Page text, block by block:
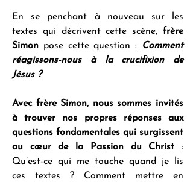
En se penchant à nouveau sur les
textes qui décrivent cette scène, frère
Simon pose cette question :
Comment
réagissons-nous à la crucifixion de
Jésus ?
Avec frère Simon, nous sommes invités
à trouver nos propres réponses aux
questions fondamentales qui surgissent
au cœur de la Passion du Christ :
Qu’est-ce qui me touche quand je lis
ces textes ? Comment mettre en